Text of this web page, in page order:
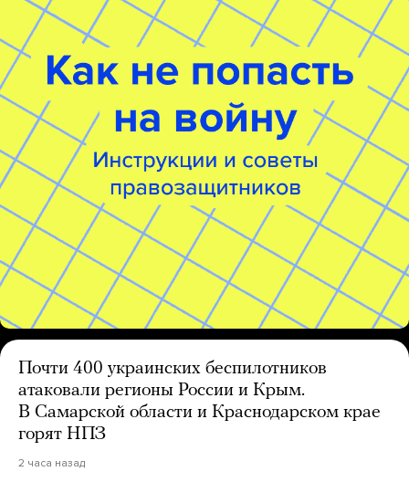
Почти 400 украинских беспилотников
атаковали регионы России и Крым.
В Самарской области и Краснодарском крае
горят НПЗ
2 часа назад